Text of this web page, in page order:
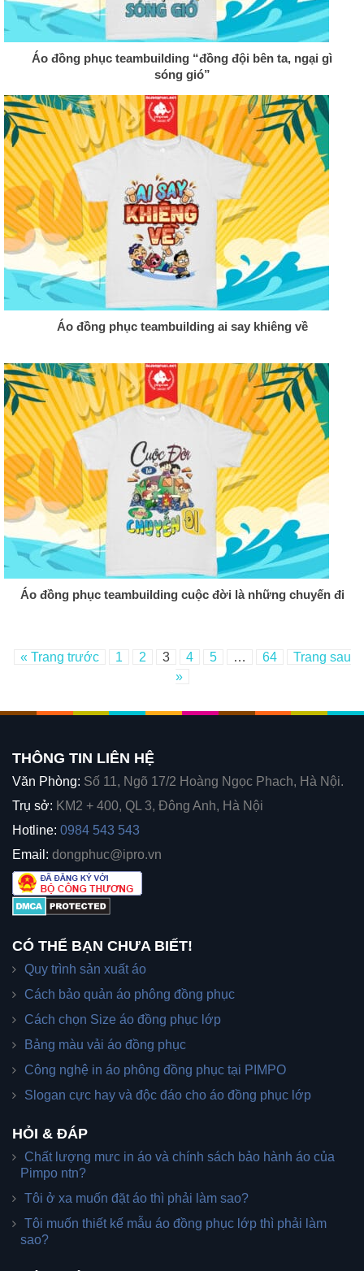
Áo đồng phục teambuilding “đồng đội bên ta, ngại gì
sóng gió”
Áo đồng phục teambuilding ai say khiêng về
Áo đồng phục teambuilding cuộc đời là những chuyến đi
« Trang trước 1 2 3 4 5 … 64
Trang sau
»
THÔNG TIN LIÊN HỆ
Văn Phòng: Số 11, Ngõ 17/2 Hoàng Ngọc Phach, Hà Nội.
Trụ sở: KM2 + 400, QL 3, Đông Anh, Hà Nội
Hotline: 0984 543 543
Email: dongphuc@ipro.vn
CÓ THỂ BẠN CHƯA BIẾT!
Quy trình sản xuất áo
Cách bảo quản áo phông đồng phục
Cách chọn Size áo đồng phục lớp
Bảng màu vải áo đồng phục
Công nghệ in áo phông đồng phục tại PIMPO
Slogan cực hay và độc đáo cho áo đồng phục lớp
HỎI & ĐÁP
Chất lượng mưc in áo và chính sách bảo hành áo của
Pimpo ntn?
Tôi ở xa muốn đặt áo thì phải làm sao?
Tôi muốn thiết kế mẫu áo đồng phục lớp thì phải làm
sao?